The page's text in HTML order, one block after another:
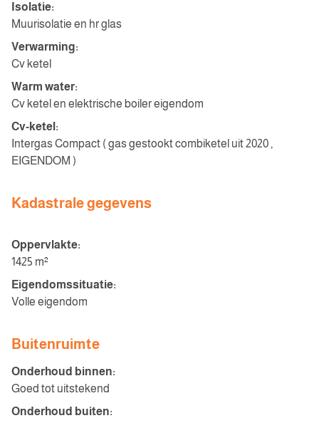
Isolatie:
Muurisolatie en hr glas
Verwarming:
Cv ketel
Warm water:
Cv ketel en elektrische boiler eigendom
Cv-ketel:
Intergas Compact ( gas gestookt combiketel uit 2020 ,
EIGENDOM )
Kadastrale gegevens
Oppervlakte:
1425 m²
Eigendomssituatie:
Volle eigendom
Buitenruimte
Onderhoud binnen:
Goed tot uitstekend
Onderhoud buiten: